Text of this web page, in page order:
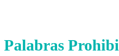
Palabras